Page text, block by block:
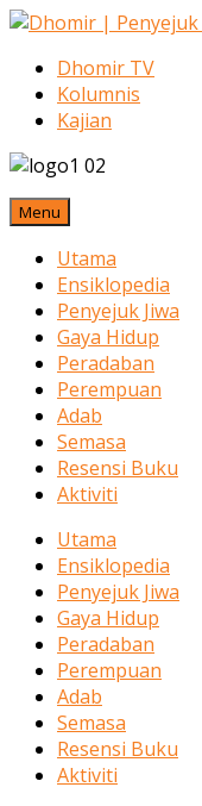
Dhomir TV
Kolumnis
Kajian
Menu
Utama
Ensiklopedia
Penyejuk Jiwa
Gaya Hidup
Peradaban
Perempuan
Adab
Semasa
Resensi Buku
Aktiviti
Utama
Ensiklopedia
Penyejuk Jiwa
Gaya Hidup
Peradaban
Perempuan
Adab
Semasa
Resensi Buku
Aktiviti